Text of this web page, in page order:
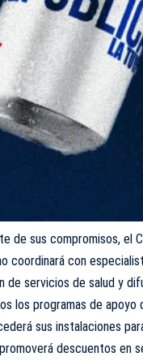
de sus compromisos, el
coordinará con
de servicios de salud y
los programas de apoyo
sus instalaciones
descuentos en